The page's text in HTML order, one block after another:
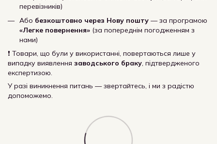
перевізників)
Або безкоштовно через Нову пошту — за програмою
«Легке повернення» (за попереднім погодженням з
нами)
❗ Товари, що були у використанні, повертаються лише у
випадку виявлення заводського браку, підтвердженого
експертизою.
У разі виникнення питань — звертайтесь, і ми з радістю
допоможемо.